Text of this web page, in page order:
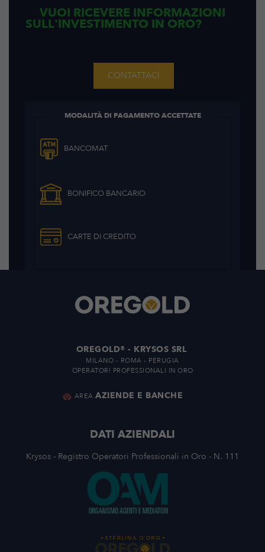
VUOI RICEVERE INFORMAZIONI
SULL'INVESTIMENTO IN ORO?
CONTATTACI
MODALITÀ DI PAGAMENTO ACCETTATE
BANCOMAT
BONIFICO BANCARIO
CARTE DI CREDITO
OREGOLD® - KRYSOS SRL
MILANO - ROMA - PERUGIA
OPERATORI PROFESSIONALI IN ORO
AREA AZIENDE E BANCHE
DATI AZIENDALI
Krysos - Registro Operatori Professionali in Oro - N. 111